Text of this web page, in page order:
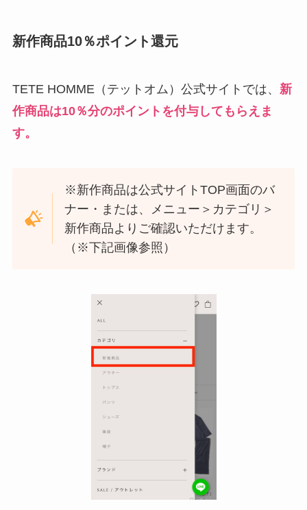
新作商品10％ポイント還元
TETE HOMME（テットオム）公式サイトでは、 新
作商品は10％分のポイントを付与してもらえま
す。
※新作商品は公式サイトTOP画面のバ
ナー・または、メニュー＞カテゴリ＞
新作商品よりご確認いただけます。
（※下記画像参照）